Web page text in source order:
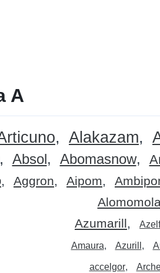
A
Alakazam
Absol Abomasnow
Aggron Aipom
Azumarill
Azelf
Amaura Azurill
accelgor